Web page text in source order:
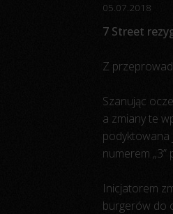
05.07.2018
7 Street
Z
Szanując
a zmiany te
podyktowana
numerem
Inicjatorem
burgerów do